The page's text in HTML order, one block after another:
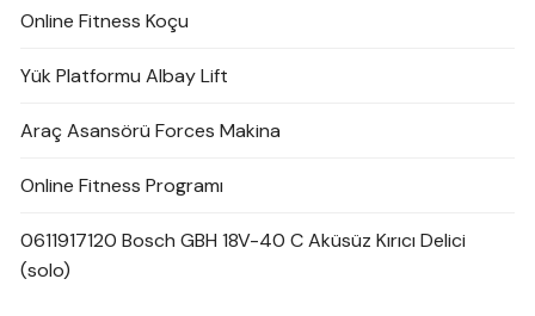
Online Fitness Koçu
Yük Platformu Albay Lift
Araç Asansörü Forces Makina
Online Fitness Programı
0611917120 Bosch GBH 18V-40 C Aküsüz Kırıcı Delici
(solo)